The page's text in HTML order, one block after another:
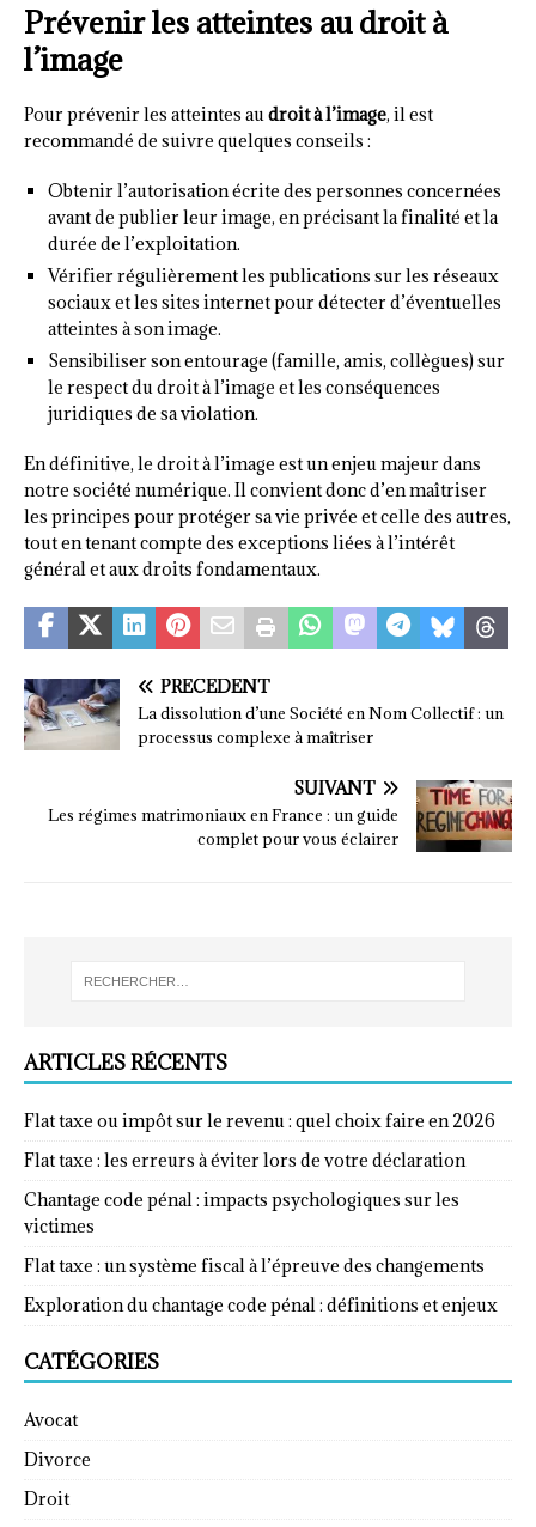
Prévenir les atteintes au droit à
l’image
Pour prévenir les atteintes audroit à l’image, il est
recommandé de suivre quelques conseils :
Obtenir l’autorisation écrite des personnes concernées
avant de publier leur image, en précisant la finalité et la
durée de l’exploitation.
Vérifier régulièrement les publications sur les réseaux
sociaux et les sites internet pour détecter d’éventuelles
atteintes à son image.
Sensibiliser son entourage (famille, amis, collègues) sur
le respect du droit à l’image et les conséquences
juridiques de sa violation.
En définitive, le droit à l’image est un enjeu majeur dans
notre société numérique. Il convient donc d’en maîtriser
les principes pour protéger sa vie privée et celle des autres,
tout en tenant compte des exceptions liées à l’intérêt
général et aux droits fondamentaux.
PRÉCÉDENT
La dissolution d’une Société en Nom Collectif : un
processus complexe à maîtriser
SUIVANT
Les régimes matrimoniaux en France : un guide
complet pour vous éclairer
ARTICLES RÉCENTS
Flat taxe ou impôt sur le revenu : quel choix faire en 2026
Flat taxe : les erreurs à éviter lors de votre déclaration
Chantage code pénal : impacts psychologiques sur les
victimes
Flat taxe : un système fiscal à l’épreuve des changements
Exploration du chantage code pénal : définitions et enjeux
CATÉGORIES
Avocat
Divorce
Droit